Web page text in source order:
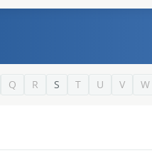
Q R S T U V W